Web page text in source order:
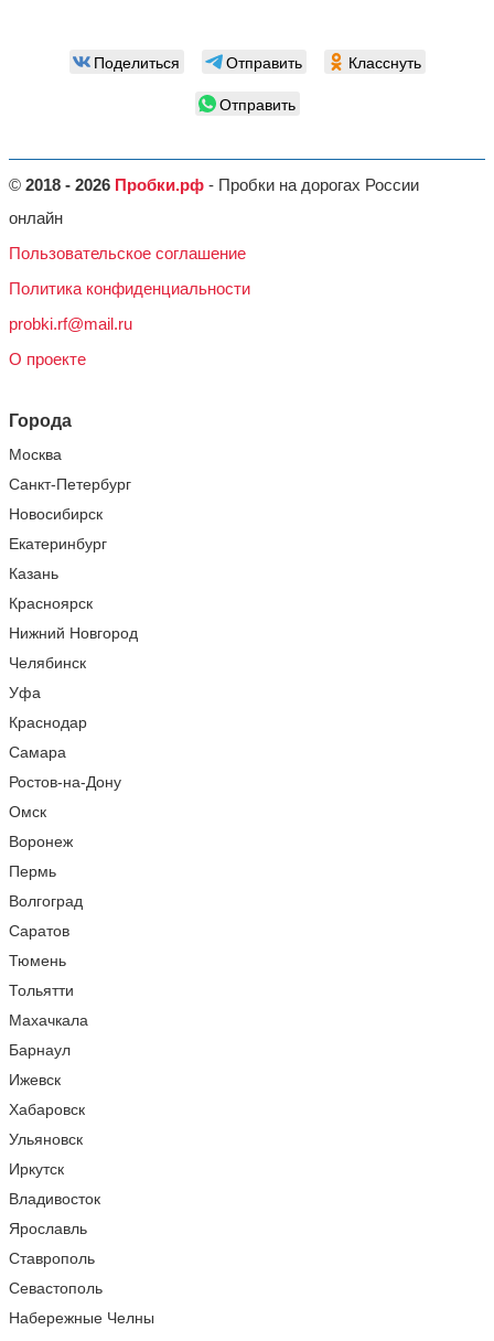
Поделиться Отправить
Класснуть
Отправить
© 2018 - 2026 Пробки.рф - Пробки на дорогах России
онлайн
Пользовательское соглашение
Политика конфиденциальности
probki.rf@mail.ru
О проекте
Города
Москва
Санкт-Петербург
Новосибирск
Екатеринбург
Казань
Красноярск
Нижний Новгород
Челябинск
Уфа
Краснодар
Самара
Ростов-на-Дону
Омск
Воронеж
Пермь
Волгоград
Саратов
Тюмень
Тольятти
Махачкала
Барнаул
Ижевск
Хабаровск
Ульяновск
Иркутск
Владивосток
Ярославль
Ставрополь
Севастополь
Набережные Челны